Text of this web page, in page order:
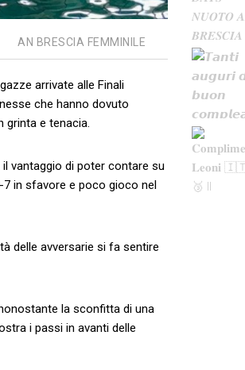
AN BRESCIA FEMMINILE
arrivate alle Finali
che hanno dovuto
grinta e tenacia.
vantaggio di poter contare su
in sfavore e poco gioco nel
delle avversarie si fa sentire
la sconfitta di una
i passi in avanti delle